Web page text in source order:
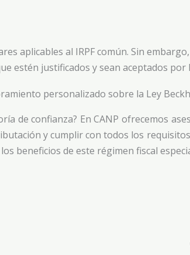
aplicables al IRPF común. Sin
estén justificados y sean aceptados
personalizado sobre la Ley
de confianza? En CANP ofrecemos
y cumplir con todos los
beneficios de este régimen fiscal